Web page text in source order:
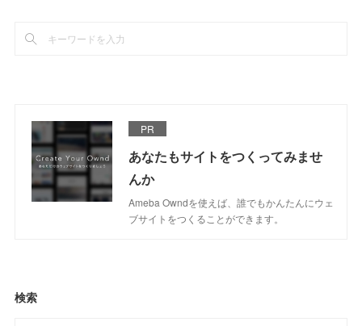
PR
あなたもサイトをつくってみませ
んか
Ameba Owndを使えば、誰でもかんたんにウェ
ブサイトをつくることができます。
検索